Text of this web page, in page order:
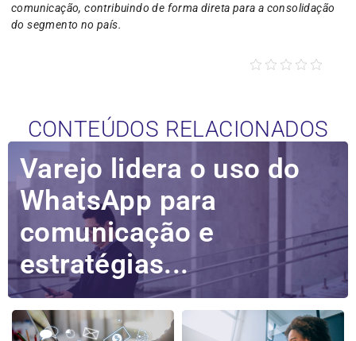
comunicação, contribuindo de forma direta para a consolidação
do segmento no país.
CONTEÚDOS RELACIONADOS
Varejo lidera o uso do
WhatsApp para
comunicação e
estratégias...